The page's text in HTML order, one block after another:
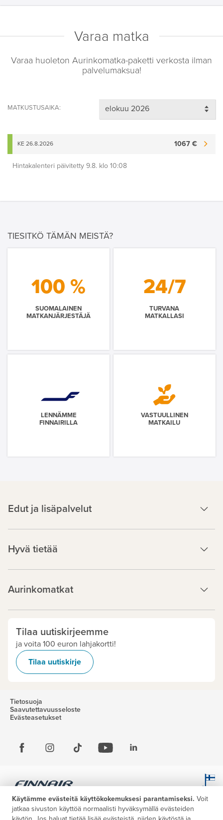
Varaa matka
Varaa huoleton Aurinkomatka-paketti verkosta ilman
palvelumaksua!
MATKUSTUSAIKA:
1067 €
KE 26.8.2026
Hintakalenteri päivitetty 9.8. klo 10:08
TIESITKÖ TÄMÄN MEISTÄ?
100 %
SUOMALAINEN
MATKANJÄRJESTÄJÄ
24/7
TURVANA
MATKALLASI
LENNÄMME
FINNAIRILLA
VASTUULLINEN
MATKAILU
Edut ja lisäpalvelut
Hyvä tietää
Aurinkomatkat
Tilaa uutiskirjeemme
ja voita 100 euron lahjakortti!
Tilaa uutiskirje
Tietosuoja
Saavutettavuusseloste
Evästeasetukset
Käytämme evästeitä käyttökokemuksesi parantamiseksi. Voit
jatkaa sivuston käyttöä normaalisti hyväksymällä evästeiden